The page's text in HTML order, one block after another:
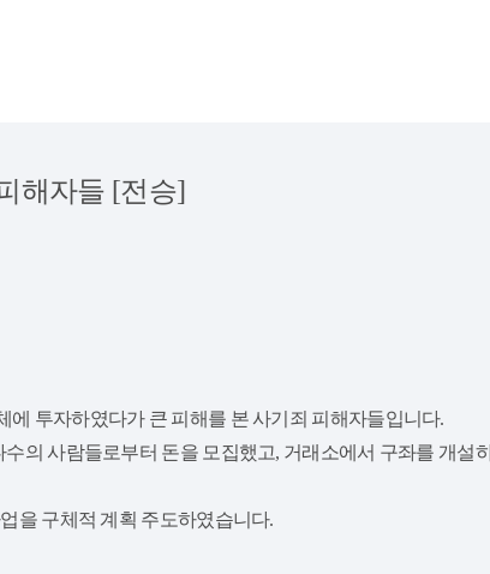
해자들 [전승]
투자하였다가 큰 피해를 본 사기죄 피해자들입니다.
의 사람들로부터 돈을 모집했고, 거래소에서 구좌를 개설
을 구체적 계획 주도하였습니다.